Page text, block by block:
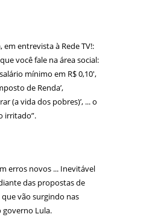
em entrevista à Rede TV!:
você fale na área social:
mínimo em R$ 0,10′,
de Renda’,
(a vida dos pobres)’, ... o
irritado”.
erros novos ... Inevitável
das propostas de
vão surgindo nas
governo Lula.